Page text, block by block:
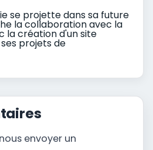
se projette dans sa future
la collaboration avec la
la création d'un site
projets de
envoyer un